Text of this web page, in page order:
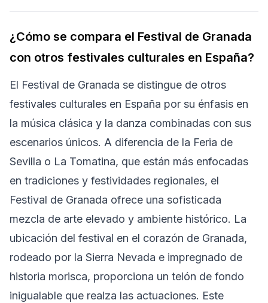
¿Cómo se compara el Festival de Granada
con otros festivales culturales en España?
El Festival de Granada se distingue de otros
festivales culturales en España por su énfasis en
la música clásica y la danza combinadas con sus
escenarios únicos. A diferencia de la Feria de
Sevilla o La Tomatina, que están más enfocadas
en tradiciones y festividades regionales, el
Festival de Granada ofrece una sofisticada
mezcla de arte elevado y ambiente histórico. La
ubicación del festival en el corazón de Granada,
rodeado por la Sierra Nevada e impregnado de
historia morisca, proporciona un telón de fondo
inigualable que realza las actuaciones. Este